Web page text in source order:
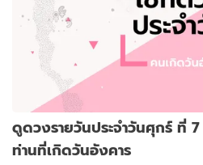
ดูดวงรายวันประจำวันศุกร์ ที่
ท่านที่เกิดวันอังคาร